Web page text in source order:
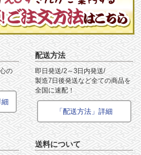
の
細
配送方法
即日発送/2～3日内発送/
製造7日後発送など全ての商品を
全国に速配！
「配送方法」詳細
送料について